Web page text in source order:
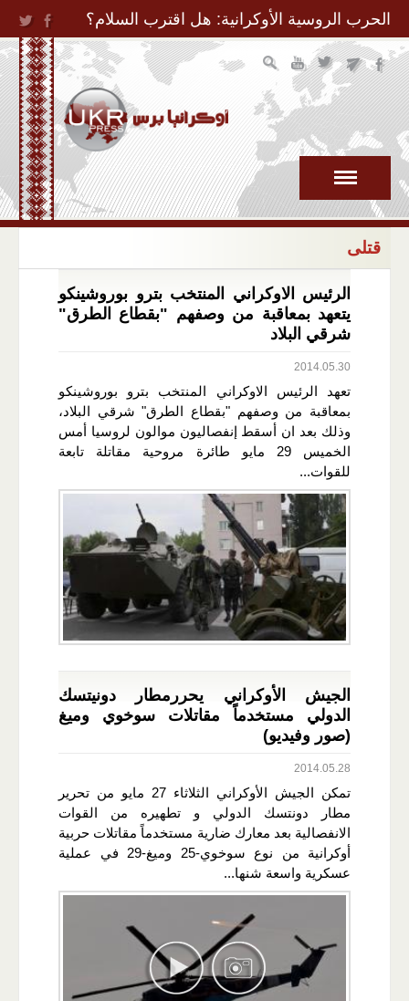
Jump to Navigation
الحرب الروسية الأوكرانية: هل اقترب السلام؟
قتلى
الرئيس الاوكراني المنتخب بترو بوروشينكو
يتعهد بمعاقبة من وصفهم "بقطاع الطرق"
شرقي البلاد
2014.05.30
تعهد الرئيس الاوكراني المنتخب بترو بوروشينكو
بمعاقبة من وصفهم "بقطاع الطرق" شرقي البلاد،
وذلك بعد ان أسقط إنفصاليون موالون لروسيا أمس
الخميس 29 مايو طائرة مروحية مقاتلة تابعة
للقوات...
الجيش الأوكراني يحررمطار دونيتسك
الدولي مستخدماً مقاتلات سوخوي وميغ
(صور وفيديو)
2014.05.28
تمكن الجيش الأوكراني الثلاثاء 27 مايو من تحرير
مطار دونتسك الدولي و تطهيره من القوات
الانفصالية بعد معارك ضارية مستخدماً مقاتلات حربية
أوكرانية من نوع سوخوي-25 وميغ-29 في عملية
عسكرية واسعة شنها...